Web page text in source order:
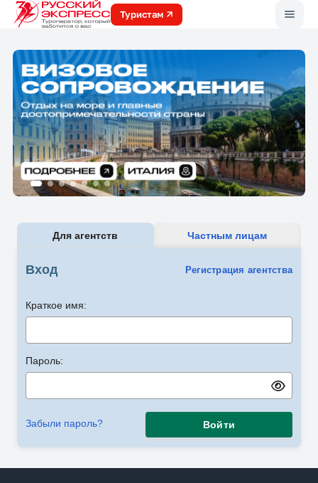
Туристам
Для агентств Частным лицам
Вход Регистрация агентства
Краткое имя:
Пароль:
Забыли пароль? Войти